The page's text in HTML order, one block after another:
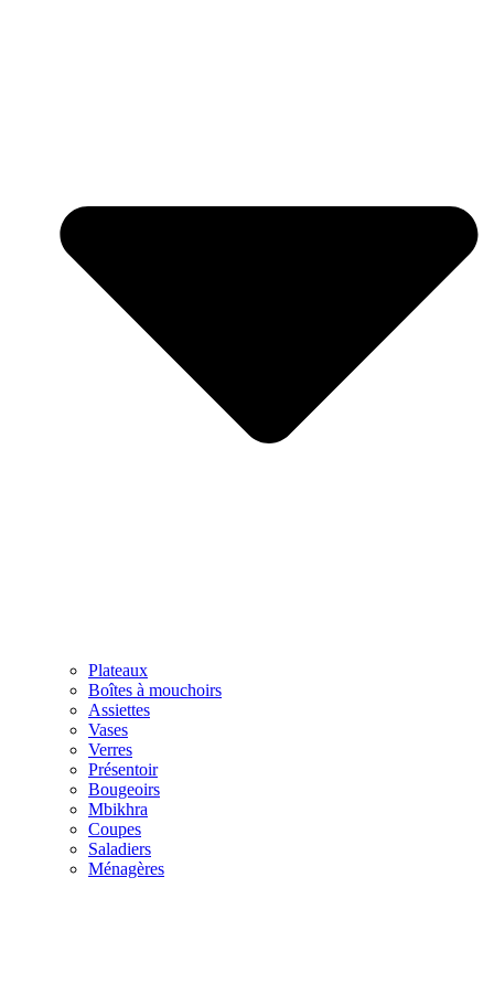
Plateaux
Boîtes à mouchoirs
Assiettes
Vases
Verres
Présentoir
Bougeoirs
Mbikhra
Coupes
Saladiers
Ménagères